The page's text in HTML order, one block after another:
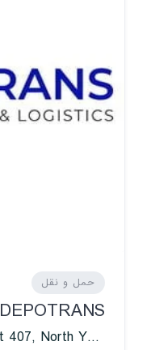
حمل و نقل
DEPOTRANS شرکت حمل و نقل
1100 Sheppard Ave E unit 407, North York, ON M2K 2W1, Canada